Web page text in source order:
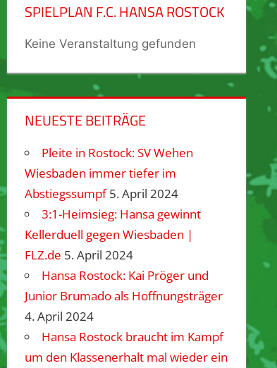
SPIELPLAN F.C. HANSA ROSTOCK
Keine Veranstaltung gefunden
NEUESTE BEITRÄGE
Pleite in Rostock: SV Wehen
Wiesbaden immer tiefer im
Abstiegssumpf 5. April 2024
3:1-Heimsieg: Hansa gewinnt
Kellerduell gegen Wiesbaden |
FLZ.de 5. April 2024
Hansa Rostock: Kai Pröger und
Junior Brumado als Hoffnungsträger
4. April 2024
Hansa Rostock braucht im Kampf
um den Klassenerhalt mal wieder ein